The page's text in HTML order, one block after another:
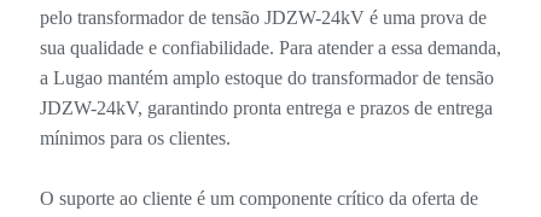
pelo transformador de tensão JDZW-24kV é uma prova de
sua qualidade e confiabilidade. Para atender a essa demanda,
a Lugao mantém amplo estoque do transformador de tensão
JDZW-24kV, garantindo pronta entrega e prazos de entrega
mínimos para os clientes.
O suporte ao cliente é um componente crítico da oferta de